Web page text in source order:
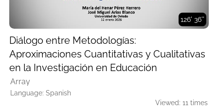
126' 36''
Diálogo entre Metodologías:
Aproximaciones Cuantitativas y Cualitativas
en la Investigación en Educación
Array
Language: Spanish
Viewed: 11 times